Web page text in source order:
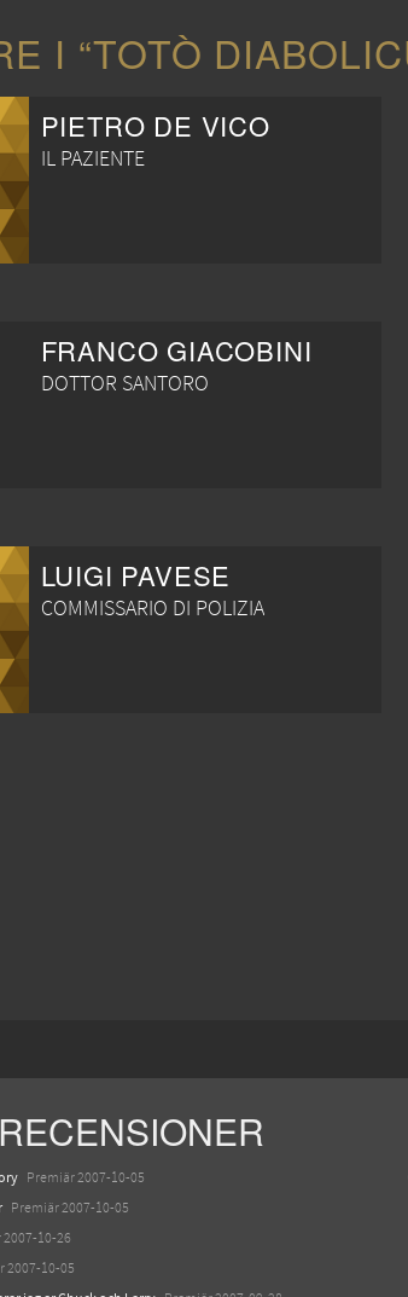
I “TOTÒ
PIETRO DE VICO
IL PAZIENTE
FRANCO GIACOBINI
DOTTOR SANTORO
LUIGI PAVESE
COMMISSARIO DI POLIZIA
Premiär 2007-10-05
Premiär 2007-10-05
2007-10-26
2007-10-05